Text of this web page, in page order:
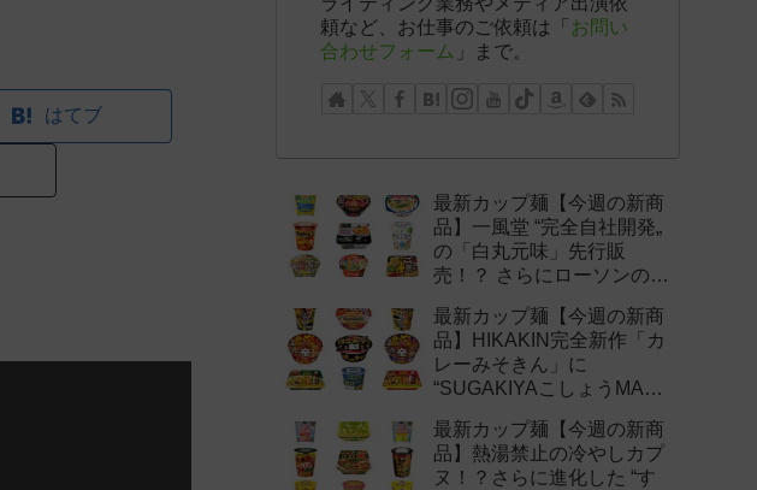
はてブ
頼など、お仕事のご依頼は「 お問い
合わせフォーム 」まで。
最新カップ麺【今週の新商
品】一風堂 “完全自社開発„
の「白丸元味」先行販
売！？ さらにローソンの激
新作まとめ！
最新カップ麺【今週の新商
品】HIKAKIN完全新作「カ
レーみそきん」に
“SUGAKIYAこしょうMAX„
最新カップ麺【今週の新商
品】熱湯禁止の冷やしカプ
ヌ！？さらに進化した “す